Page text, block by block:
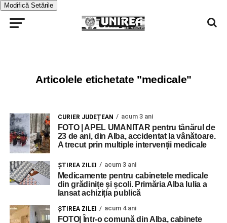
Modifică Setările
Articolele etichetate "medicale"
CURIER JUDEȚEAN acum 3 ani
FOTO | APEL UMANITAR pentru tânărul de
23 de ani, din Alba, accidentat la vânătoare.
A trecut prin multiple intervenții medicale
ŞTIREA ZILEI acum 3 ani
Medicamente pentru cabinetele medicale
din grădinițe și școli. Primăria Alba Iulia a
lansat achiziția publică
ŞTIREA ZILEI acum 4 ani
FOTO| Într-o comună din Alba, cabinete